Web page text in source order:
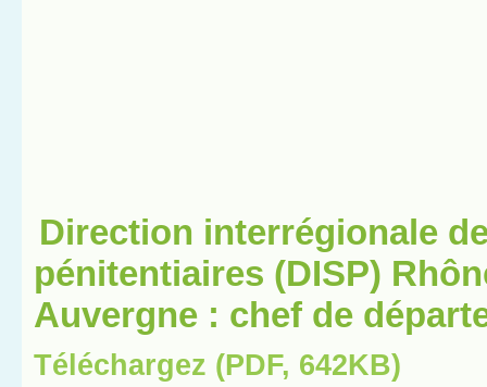
Direction interrégionale
pénitentiaires (DISP)
Auvergne : chef de
Téléchargez (PDF, 642KB)